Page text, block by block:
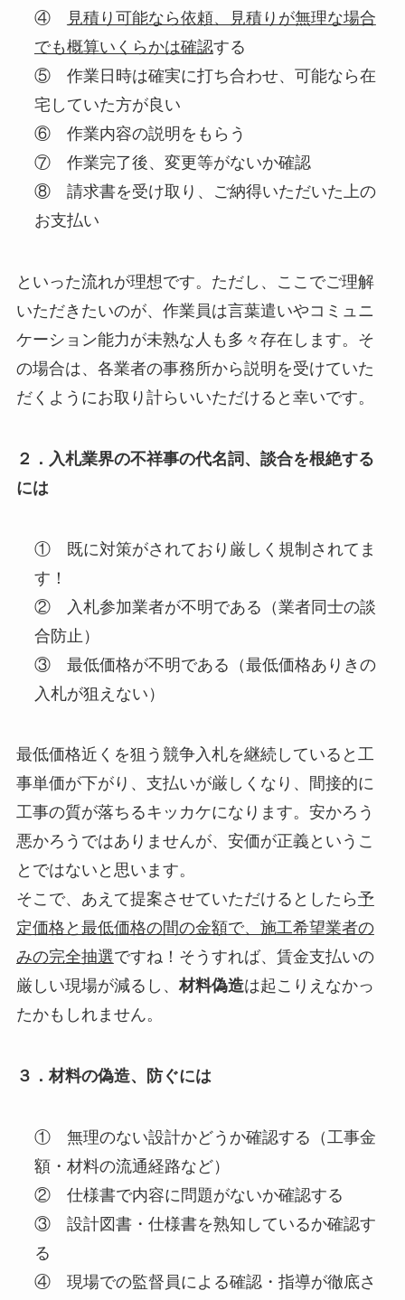
④
見積り可能なら依頼、見積りが無理な場合
でも概算いくらかは確認する
⑤ 作業日時は確実に打ち合わせ、可能なら在
宅していた方が良い
⑥ 作業内容の説明をもらう
⑦ 作業完了後、変更等がないか確認
⑧ 請求書を受け取り、ご納得いただいた上の
お支払い
といった流れが理想です。ただし、ここでご理解
いただきたいのが、作業員は言葉遣いやコミュニ
ケーション能力が未熟な人も多々存在します。そ
の場合は、各業者の事務所から説明を受けていた
だくようにお取り計らいいただけると幸いです。
２．入札業界の不祥事の代名詞、談合を根絶する
には
① 既に対策がされており厳しく規制されてま
す！
② 入札参加業者が不明である（業者同士の談
合防止）
③ 最低価格が不明である（最低価格ありきの
入札が狙えない）
最低価格近くを狙う競争入札を継続していると工
事単価が下がり、支払いが厳しくなり、間接的に
工事の質が落ちるキッカケになります。安かろう
悪かろうではありませんが、安価が正義というこ
とではないと思います。
そこで、あえて提案させていただけるとしたら予
定価格と最低価格の間の金額で、施工希望業者の
みの完全抽選ですね！そうすれば、賃金支払いの
厳しい現場が減るし、材料偽造は起こりえなかっ
たかもしれません。
３．材料の偽造、防ぐには
① 無理のない設計かどうか確認する（工事金
額・材料の流通経路など）
② 仕様書で内容に問題がないか確認する
③ 設計図書・仕様書を熟知しているか確認す
る
④ 現場での監督員による確認・指導が徹底さ